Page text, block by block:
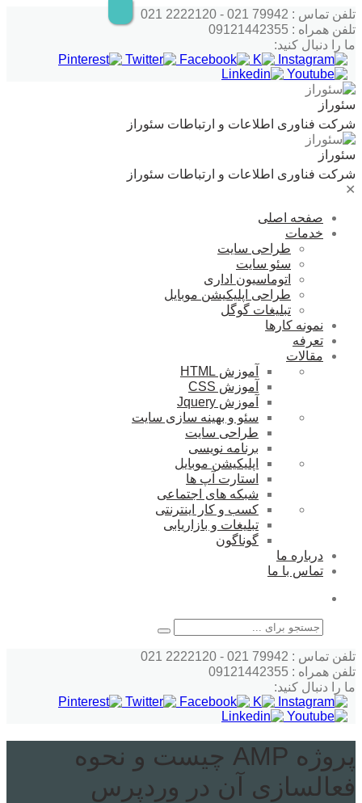
پرش
به
محتوا
تلفن تماس : 79942 021 - 2222120 021
تلفن همراه : 09121442355
ما را دنبال کنید:
سئوراز
شرکت فناوری اطلاعات و ارتباطات سئوراز
سئوراز
شرکت فناوری اطلاعات و ارتباطات سئوراز
✕
صفحه اصلی
خدمات
طراحی سایت
سئو سایت
اتوماسیون اداری
طراحی اپلیکیشن موبایل
تبلیغات گوگل
نمونه کارها
تعرفه
مقالات
آموزش HTML
آموزش CSS
آموزش Jquery
سئو و بهینه سازی سایت
طراحی سایت
برنامه نویسی
اپلیکیشن موبایل
استارت آپ ها
شبکه های اجتماعی
کسب و کار اینترنتی
تبلیغات و بازاریابی
گوناگون
درباره ما
تماس با ما
جستجو
تلفن تماس : 79942 021 - 2222120 021
تلفن همراه : 09121442355
ما را دنبال کنید:
پروژه AMP چیست و نحوه
فعالسازی آن در وردپرس